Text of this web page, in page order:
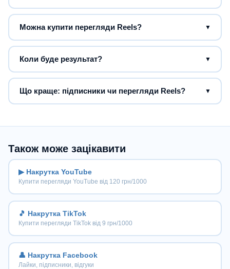
Можна купити перегляди Reels? ▼
Коли буде результат? ▼
Що краще: підписники чи перегляди Reels? ▼
Також може зацікавити
▶ Накрутка YouTube
Купити перегляди YouTube від 120 грн/1000
🎵 Накрутка TikTok
Купити перегляди TikTok від 9 грн/1000
👤 Накрутка Facebook
Лайки, підписники, відгуки